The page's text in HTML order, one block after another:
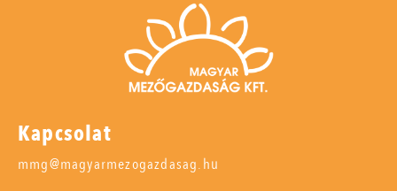
Kapcsolat
mmg@magyarmezogazdasag.hu